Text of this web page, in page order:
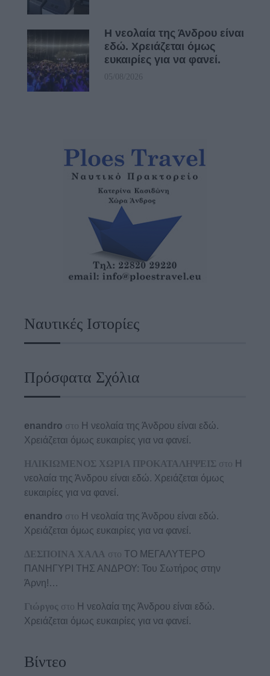
Η νεολαία της Άνδρου είναι
εδώ. Χρειάζεται όμως
ευκαιρίες για να φανεί.
05/08/2026
Ναυτικές Ιστορίες
Πρόσφατα Σχόλια
enandro στο Η νεολαία της Άνδρου είναι εδώ.
Χρειάζεται όμως ευκαιρίες για να φανεί.
ΗΛΙΚΙΩΜΕΝΟΣ ΧΩΡΙΑ ΠΡΟΚΑΤΑΛΗΨΕΙΣ στο Η
νεολαία της Άνδρου είναι εδώ. Χρειάζεται όμως
ευκαιρίες για να φανεί.
enandro στο Η νεολαία της Άνδρου είναι εδώ.
Χρειάζεται όμως ευκαιρίες για να φανεί.
ΔΕΣΠΟΙΝΑ ΧΑΛΑ στο ΤΟ ΜΕΓΑΛΥΤΕΡΟ
ΠΑΝΗΓΥΡΙ ΤΗΣ ΑΝΔΡΟΥ: Του Σωτήρος στην
Άρνη!…
Γιώργος στο Η νεολαία της Άνδρου είναι εδώ.
Χρειάζεται όμως ευκαιρίες για να φανεί.
Βίντεο